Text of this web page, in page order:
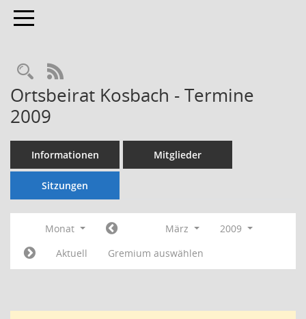
Toggle navigation
Rechercheauswahl
RSS-Feed
Ortsbeirat Kosbach - Termine
2009
Informationen Mitglieder
Sitzungen
Monat März
2009
Aktuell
Gremium auswählen